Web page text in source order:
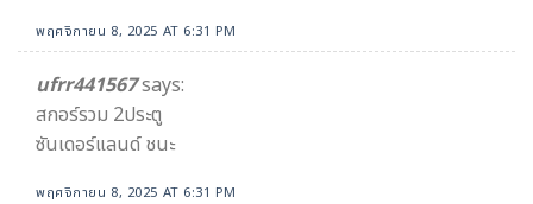
พฤศจิกายน 8, 2025 AT 6:31 PM
ufrr441567says:
สกอร์รวม 2ประตู
ซันเดอร์แลนด์ ชนะ
พฤศจิกายน 8, 2025 AT 6:31 PM